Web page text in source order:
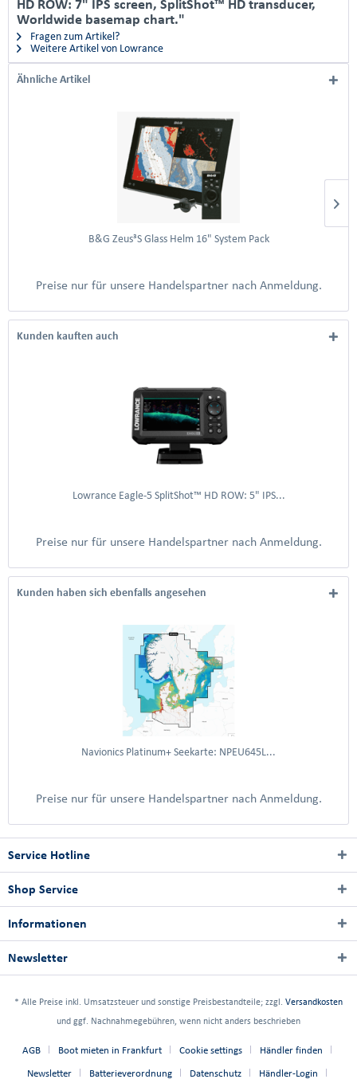
HD ROW: 7" IPS screen, SplitShot™ HD transducer,
Worldwide basemap chart."
Fragen zum Artikel?
Weitere Artikel von Lowrance
Ähnliche Artikel
B&G Zeus³S Glass Helm 16" System Pack
Preise nur für unsere Handelspartner nach Anmeldung.
Kunden kauften auch
Lowrance Eagle-5 SplitShot™ HD ROW: 5" IPS...
Preise nur für unsere Handelspartner nach Anmeldung.
Kunden haben sich ebenfalls angesehen
Navionics Platinum+ Seekarte: NPEU645L...
Preise nur für unsere Handelspartner nach Anmeldung.
Service Hotline
Shop Service
Informationen
Newsletter
* Alle Preise inkl. Umsatzsteuer und sonstige Preisbestandteile; zzgl. Versandkosten
und ggf. Nachnahmegebühren, wenn nicht anders beschrieben
AGB Boot mieten in Frankfurt Cookie settings Händler finden
Newsletter Batterieverordnung Datenschutz Händler-Login